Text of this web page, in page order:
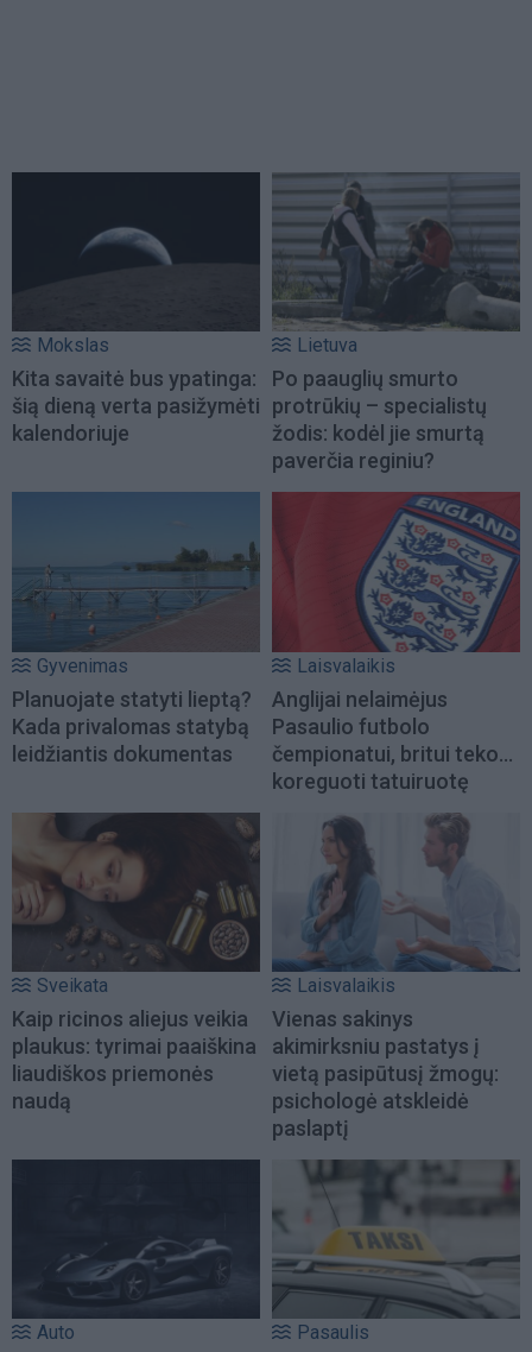
Mokslas
Kita savaitė bus ypatinga:
šią dieną verta pasižymėti
kalendoriuje
Lietuva
Po paauglių smurto
protrūkių – specialistų
žodis: kodėl jie smurtą
paverčia reginiu?
Gyvenimas
Planuojate statyti lieptą?
Kada privalomas statybą
leidžiantis dokumentas
Laisvalaikis
Anglijai nelaimėjus
Pasaulio futbolo
čempionatui, britui teko...
koreguoti tatuiruotę
Sveikata
Kaip ricinos aliejus veikia
plaukus: tyrimai paaiškina
liaudiškos priemonės
naudą
Laisvalaikis
Vienas sakinys
akimirksniu pastatys į
vietą pasipūtusį žmogų:
psichologė atskleidė
paslaptį
Auto Pasaulis